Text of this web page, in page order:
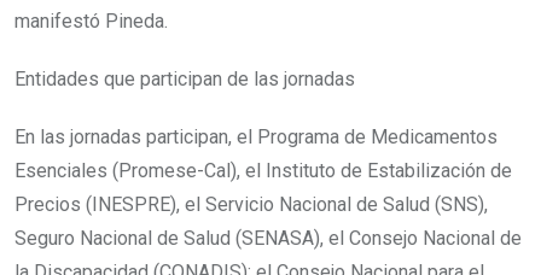
manifestó Pineda.
Entidades que participan de las jornadas
En las jornadas participan, el Programa de Medicamentos
Esenciales (Promese-Cal), el Instituto de Estabilización de
Precios (INESPRE), el Servicio Nacional de Salud (SNS),
Seguro Nacional de Salud (SENASA), el Consejo Nacional de